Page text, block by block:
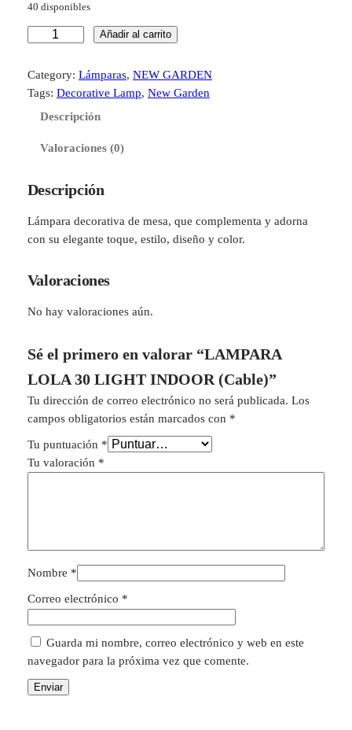
o
r
i
g
n
a
l
a
1
,
2
0
0
0
.
o
a
c
e
s
9
.
0
0
.
40 disponibles
M
P
L
A
G
I
N
D
R
(
)
c
a
i
d
Añadir al carrito
Category: Lámparas, NEW GARDEN
Tags: Decorative Lamp, New Garden
Descripción
Valoraciones (0)
Descripción
Lámpara decorativa de mesa, que complementa y adorna
con su elegante toque, estilo, diseño y color.
Valoraciones
No hay valoraciones aún.
Sé el primero en valorar “LAMPARA
LOLA 30 LIGHT INDOOR (Cable)”
Tu dirección de correo electrónico no será publicada. Los
campos obligatorios están marcados con *
Tu puntuación *
Tu valoración *
Nombre *
Correo electrónico *
Guarda mi nombre, correo electrónico y web en este
navegador para la próxima vez que comente.